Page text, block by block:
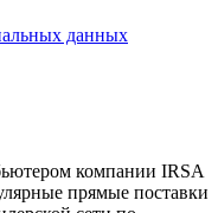
данных
компании IRSA
прямые поставки